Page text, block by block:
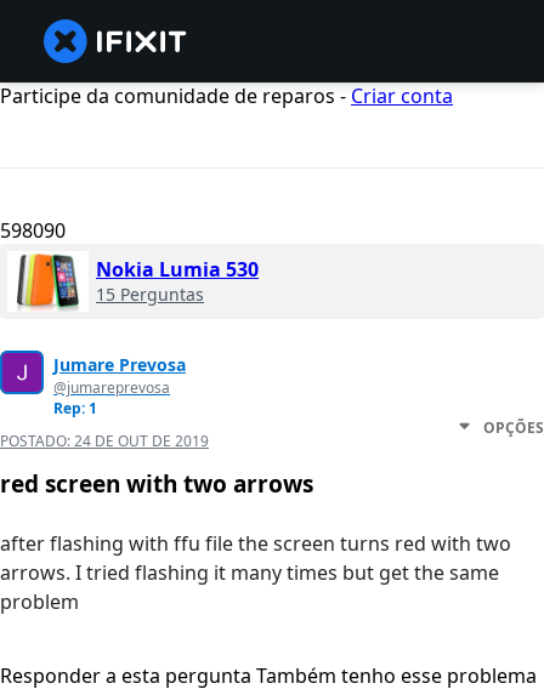
Participe da comunidade de reparos - Criar conta
598090
Nokia Lumia 530
15 Perguntas
Jumare Prevosa
@jumareprevosa
Rep: 1
POSTADO:24 DE OUT DE 2019
OPÇÕES
red screen with two arrows
after flashing with ffu file the screen turns red with two
arrows. I tried flashing it many times but get the same
problem
Responder a esta pergunta Também tenho esse problema